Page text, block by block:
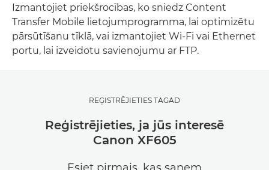
Izmantojiet priekšrocības, ko sniedz Content
Transfer Mobile lietojumprogramma, lai optimizētu
pārsūtīšanu tīklā, vai izmantojiet Wi-Fi vai Ethernet
portu, lai izveidotu savienojumu ar FTP.
REĢISTRĒJIETIES TAGAD
Reģistrējieties, ja jūs interesē
Canon XF605
Esiet pirmais, kas saņem